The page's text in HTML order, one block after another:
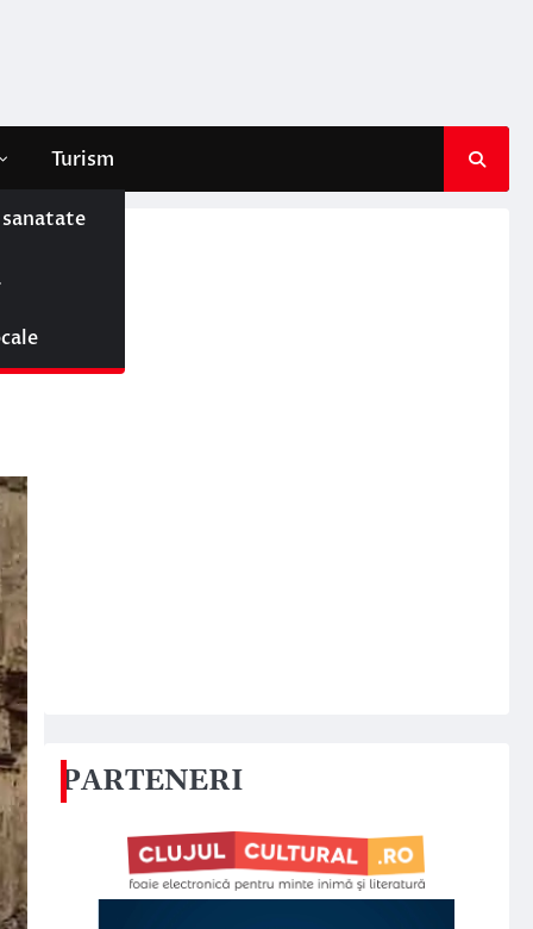
Turism
PARTENERI